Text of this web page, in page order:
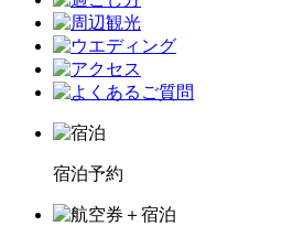
宿泊予約